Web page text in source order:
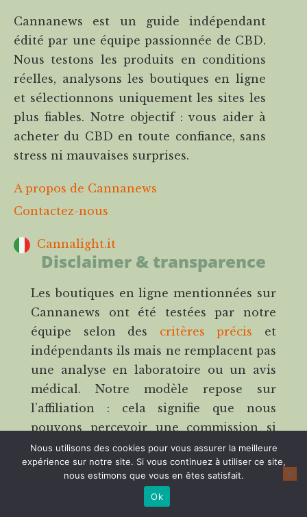
Cannanews est un guide indépendant
édité par une équipe passionnée de CBD.
Nous testons les produits en conditions
réelles, analysons les boutiques en ligne
et sélectionnons uniquement les sites les
plus fiables. Notre objectif : vous aider à
acheter du CBD en toute confiance, sans
stress ni mauvaises surprises.
A propos de Cannanews
Contactez-nous
Cannalight.it
Disclaimer & transparence
Les boutiques en ligne mentionnées sur
Cannanews ont été testées par notre
équipe selon des critères précis et
indépendants ils mais ne remplacent pas
une analyse en laboratoire ou un avis
médical. Notre modèle repose sur
l’affiliation : cela signifie que nous
pouvons percevoir une commission si
vous passez commande via nos liens,
sans aucun surcoût pour vous. La
transparence fait partie intégrante de
Nous utilisons des cookies pour vous assurer la meilleure
expérience sur notre site. Si vous continuez à utiliser ce site,
nous estimons que vous en êtes satisfait.
Ok